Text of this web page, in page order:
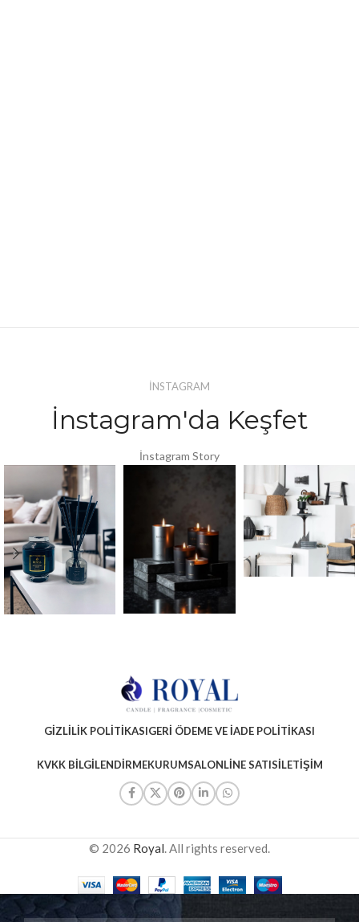
İNSTAGRAM
İnstagram'da Keşfet
İnstagram Story
GIZLILIK POLITIKASIGERI ÖDEME VE İADE POLITIKASI
KVKK BILGILENDIRMEKURUMSALONLINE SATISİLETIŞIM
© 2026 Royal. All rights reserved.